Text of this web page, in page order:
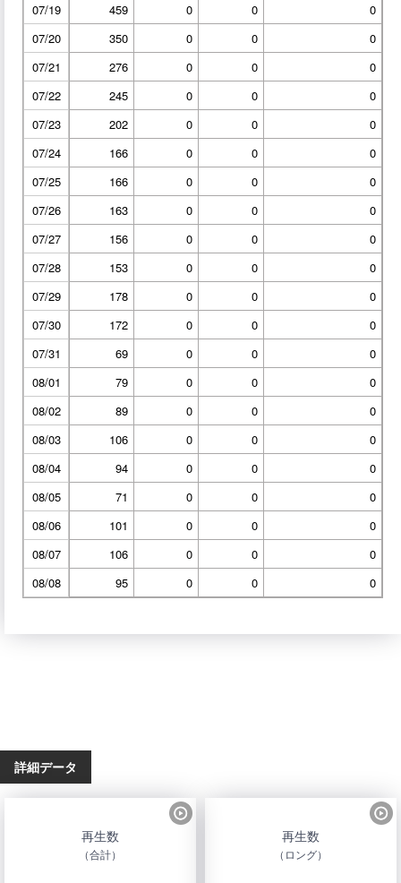
07/19
459 0 0
0
07/20
350 0 0
0
07/21
276 0 0
0
07/22
245 0 0
0
07/23
202 0 0
0
07/24
166 0 0
0
07/25
166 0 0
0
07/26
163 0 0
0
07/27
156 0 0
0
07/28
153 0 0
0
07/29
178 0 0
0
07/30
172 0 0
0
07/31
69 0 0
0
08/01
79 0 0
0
08/02
89 0 0
0
08/03
106 0 0
0
08/04
94 0 0
0
08/05
71 0 0
0
08/06
101 0 0
0
08/07
106 0 0
0
08/08
95 0 0 0
詳細データ
再生数
（合計）
再生数
（ロング）